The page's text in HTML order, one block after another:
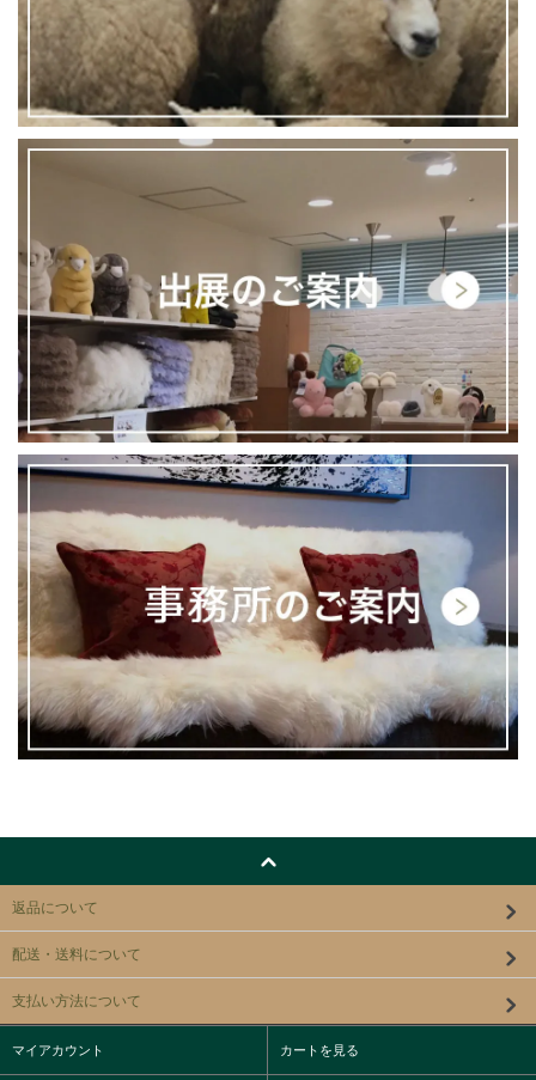
返品について
配送・送料について
支払い方法について
マイアカウント カートを見る